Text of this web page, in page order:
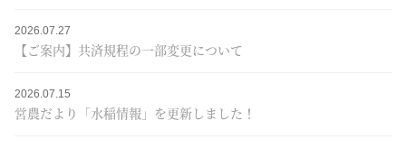
2026.07.27
【ご案内】共済規程の一部変更について
2026.07.15
営農だより「水稲情報」を更新しました！